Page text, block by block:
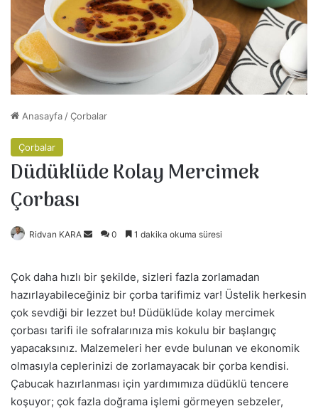
Anasayfa /Çorbalar
Çorbalar
Düdüklüde Kolay Mercimek
Çorbası
Ridvan KARA
p
o
s
t
a
g
0 1 dakika okuma süresi
Çok daha hızlı bir şekilde, sizleri fazla zorlamadan
hazırlayabileceğiniz bir çorba tarifimiz var! Üstelik herkesin
çok sevdiği bir lezzet bu! Düdüklüde kolay mercimek
çorbası tarifi ile sofralarınıza mis kokulu bir başlangıç
yapacaksınız. Malzemeleri her evde bulunan ve ekonomik
olmasıyla ceplerinizi de zorlamayacak bir çorba kendisi.
Çabucak hazırlanması için yardımımıza düdüklü tencere
koşuyor; çok fazla doğrama işlemi görmeyen sebzeler,